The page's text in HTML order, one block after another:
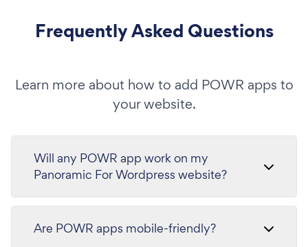
Frequently Asked Questions
Learn more about how to add POWR apps to
your website.
Will any POWR app work on my
Panoramic For Wordpress website?
Are POWR apps mobile-friendly?